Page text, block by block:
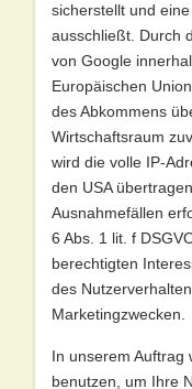
sicherstellt und
ausschließt. Durch
von Google
Europäischen
des Abkommens
Wirtschaftsraum
wird die volle IP-
den USA
Ausnahmefällen
6 Abs. 1 lit. f
berechtigten
des
Marketingzwecken.
In unserem Auftrag
benutzen, um Ihre